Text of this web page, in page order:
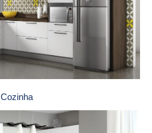
Cozinha